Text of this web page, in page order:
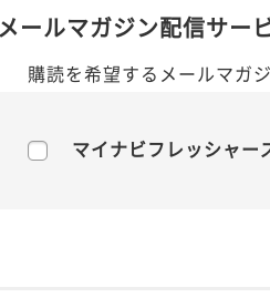
メールマガジン配信サー
購読を希望するメールマガ
マイナビフレッシャー